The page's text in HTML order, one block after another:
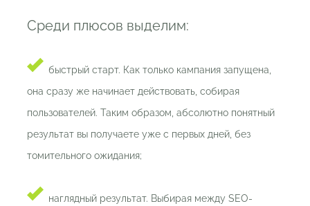
Среди плюсов выделим:
быстрый старт. Как только кампания запущена,
она сразу же начинает действовать, собирая
пользователей. Таким образом, абсолютно понятный
результат вы получаете уже с первых дней, без
томительного ожидания;
наглядный результат. Выбирая между SEO-